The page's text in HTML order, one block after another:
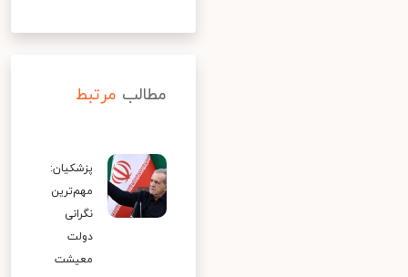
مطالب مرتبط
پزشکیان:
مهم‌ترین
نگرانی
دولت
معیشت